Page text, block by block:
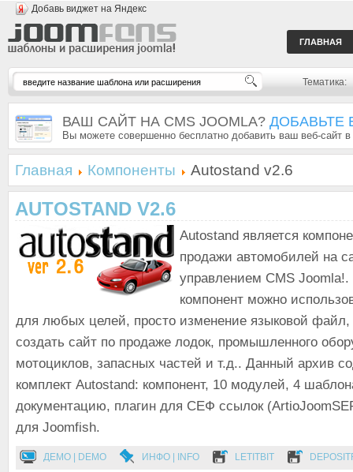
Добавь виджет на Яндекс
ГЛАВНАЯ
Тематика:
ВАШ САЙТ НА CMS JOOMLA? ДОБАВЬТЕ
Вы можете совершенно бесплатно добавить ваш веб-сайт
Главная Компоненты Autostand v2.6
AUTOSTAND V2.6
Autostand является
продажи автомобилей на
управлением CMS
компонент можно
для любых целей, просто изменение языковой
создать сайт по продаже лодок, промышленного
мотоциклов, запасных частей и т.д.. Данный архив
комплект Autostand: компонент, 10 модулей, 4
документацию, плагин для СЕФ ссылок
для Joomfish.
ДЕМО | DEMO ИНФО | INFO LETITBIT